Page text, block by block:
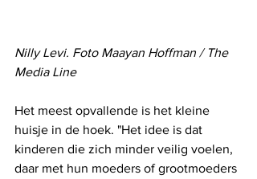
Nilly Levi. Foto Maayan Hoffman / The
Media Line
Het meest opvallende is het kleine
huisje in de hoek. "Het idee is dat
kinderen die zich minder veilig voelen,
daar met hun moeders of grootmoeders